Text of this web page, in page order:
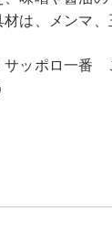
材は、メンマ、
サッポロ一番